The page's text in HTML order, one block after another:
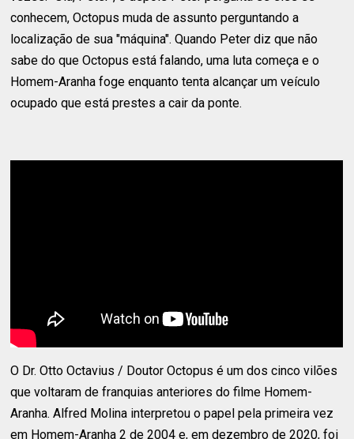
conhecem, Octopus muda de assunto perguntando a
localização de sua "máquina". Quando Peter diz que não
sabe do que Octopus está falando, uma luta começa e o
Homem-Aranha foge enquanto tenta alcançar um veículo
ocupado que está prestes a cair da ponte.
O Dr. Otto Octavius ​​/ Doutor Octopus é um dos cinco vilões
que voltaram de franquias anteriores do filme Homem-
Aranha. Alfred Molina interpretou o papel pela primeira vez
em Homem-Aranha 2 de 2004 e, em dezembro de 2020, foi